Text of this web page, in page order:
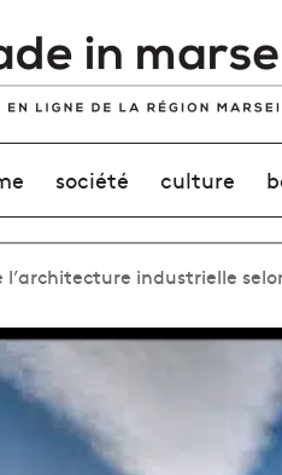
société culture
industrielle